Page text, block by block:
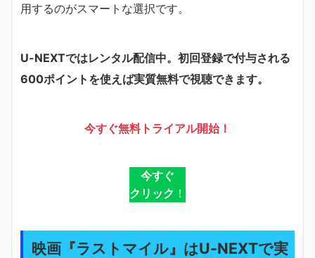
用するのがスマートな選択です。
U-NEXTではレンタル配信中。初回登録で付与される
600ポイントを使えば実質無料で視聴できます。
今すぐ無料トライアル開始！
今すぐ
クリック ！
映画『ラストマイル』はU-NEXTで実